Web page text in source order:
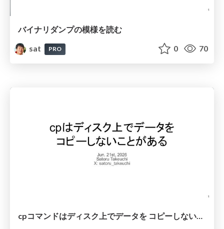
バイナリダンプの模様を読む
sat
PRO 0 70
cpコマンドはディスク上でデータを コピーしないことがある